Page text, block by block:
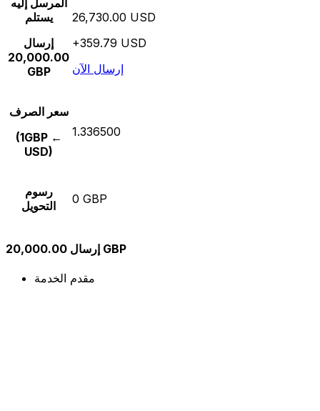
يستلم
إرسال
20,000.00
GBP
26,730.00 USD
+359.79 USD
إرسال الآن
سعر الصرف
(1GBP ←
USD)
1.336500
رسوم
التحويل
0 GBP
إرسال 20,000.00 GBP
مقدم الخدمة